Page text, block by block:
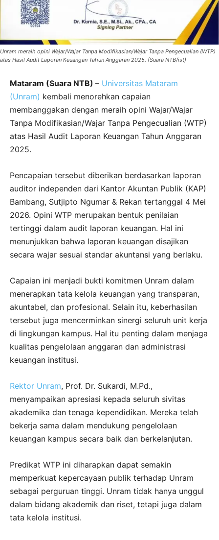
Unram meraih opini Wajar/Wajar Tanpa Modifikasian/Wajar Tanpa Pengecualian (WTP)
atas Hasil Audit Laporan Keuangan Tahun Anggaran 2025. (Suara NTB/ist)
Mataram (Suara NTB) – Universitas Mataram
(Unram) kembali menorehkan capaian
membanggakan dengan meraih opini Wajar/Wajar
Tanpa Modifikasian/Wajar Tanpa Pengecualian (WTP)
atas Hasil Audit Laporan Keuangan Tahun Anggaran
2025.
Pencapaian tersebut diberikan berdasarkan laporan
auditor independen dari Kantor Akuntan Publik (KAP)
Bambang, Sutjipto Ngumar & Rekan tertanggal 4 Mei
2026. Opini WTP merupakan bentuk penilaian
tertinggi dalam audit laporan keuangan. Hal ini
menunjukkan bahwa laporan keuangan disajikan
secara wajar sesuai standar akuntansi yang berlaku.
Capaian ini menjadi bukti komitmen Unram dalam
menerapkan tata kelola keuangan yang transparan,
akuntabel, dan profesional. Selain itu, keberhasilan
tersebut juga mencerminkan sinergi seluruh unit kerja
di lingkungan kampus. Hal itu penting dalam menjaga
kualitas pengelolaan anggaran dan administrasi
keuangan institusi.
Rektor Unram, Prof. Dr. Sukardi, M.Pd.,
menyampaikan apresiasi kepada seluruh sivitas
akademika dan tenaga kependidikan. Mereka telah
bekerja sama dalam mendukung pengelolaan
keuangan kampus secara baik dan berkelanjutan.
Predikat WTP ini diharapkan dapat semakin
memperkuat kepercayaan publik terhadap Unram
sebagai perguruan tinggi. Unram tidak hanya unggul
dalam bidang akademik dan riset, tetapi juga dalam
tata kelola institusi.